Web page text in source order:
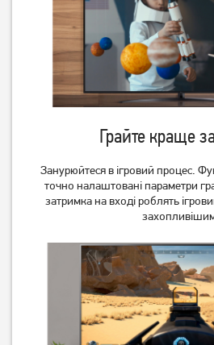
23 099грн
18 479грн 4
Грайте краще
Занурюйтеся в ігровий процес.
точно налаштовані параметри
затримка на вході роблять